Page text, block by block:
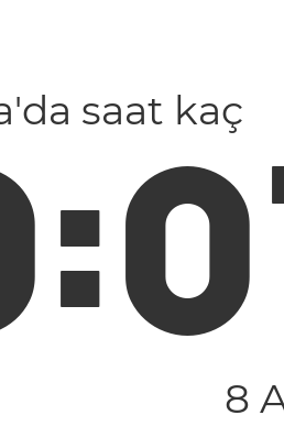
saat kaç
:0
8